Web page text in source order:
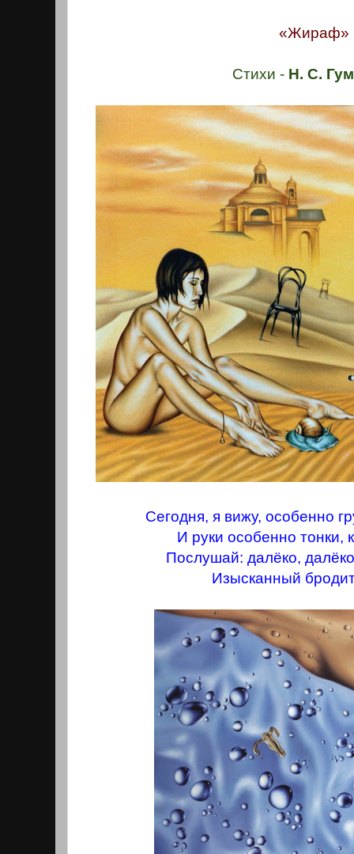
«Жираф»
Стихи - Н. С.
Сегодня, я вижу, особенно
И руки особенно тонки,
Послушай: далёко,
Изысканный